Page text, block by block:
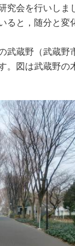
究会を行いしま
ると，随分と変
武蔵野（武蔵野
。図は武蔵野の